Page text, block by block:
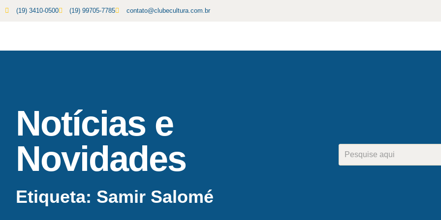
(19) 3410-0500 (19) 99705-7785 contato@clubecultura.com.br
Notícias e
Novidades
Etiqueta: Samir Salomé